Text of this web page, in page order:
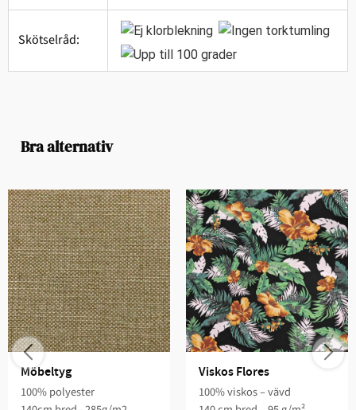
Skötselråd:
Bra alternativ
Möbeltyg
100% polyester
Viskos Flores
100% viskos – vävd